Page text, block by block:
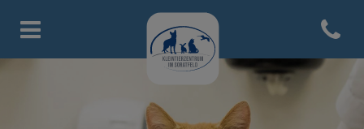
Homepage Tierarztpraxis
Open